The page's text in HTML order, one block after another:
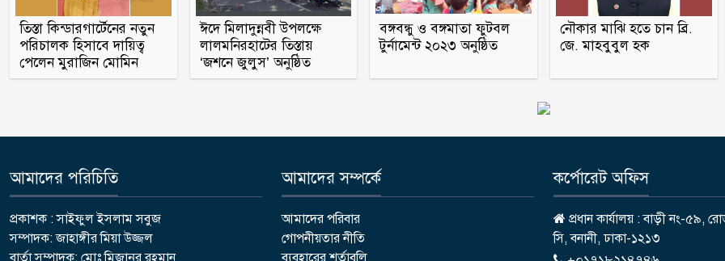
তিস্তা কিন্ডারগার্টেনের নতুন
পরিচালক হিসাবে দায়িত্ব
পেলেন মুরাজিন মোমিন
ঈদে মিলাদুন্নবী উপলক্ষে
লালমনিরহাটের তিস্তায়
‘জশনে জুলুস’ অনুষ্ঠিত
বঙ্গবন্ধু ও বঙ্গমাতা ফুটবল
টুর্নামেন্ট ২০২৩ অনুষ্ঠিত
নৌকার মাঝি হতে চান ব্রি.
জে. মাহবুবুল হক
আমাদের পরিচিতি
প্রকাশক : সাইফুল ইসলাম সবুজ
সম্পাদক: জাহাঙ্গীর মিয়া উজ্জল
আমাদের সম্পর্কে
আমাদের পরিবার
গোপনীয়তার নীতি
কর্পোরেট অফিস
প্রধান কার্যালয় : বাড়ী নং-৫৯,
সি, বনানী, ঢাকা-১২১৩